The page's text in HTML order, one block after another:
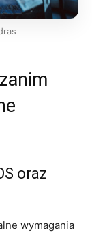
oraz
wymagania